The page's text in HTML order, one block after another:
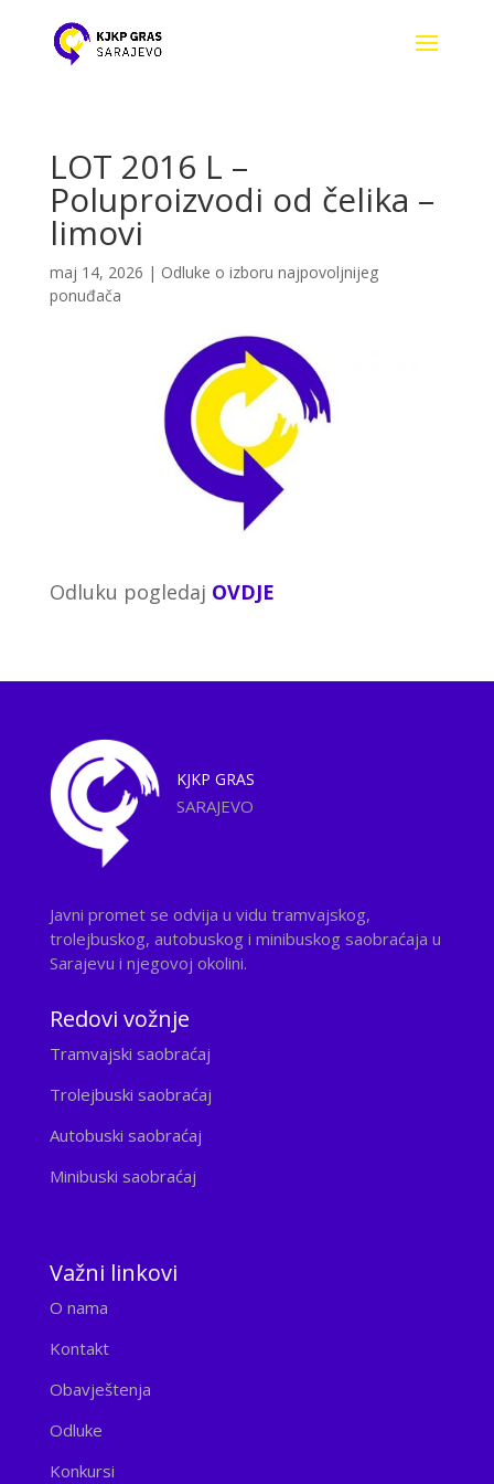
LOT 2016 L –
Poluproizvodi od čelika –
limovi
maj 14, 2026 | Odluke o izboru najpovoljnijeg
ponuđača
Odluku pogledaj OVDJE
KJKP GRAS
SARAJEVO
Javni promet se odvija u vidu tramvajskog,
trolejbuskog, autobuskog i minibuskog saobraćaja u
Sarajevu i njegovoj okolini.
Redovi vožnje
Tramvajski saobraćaj
Trolejbuski saobraćaj
Autobuski saobraćaj
Minibuski saobraćaj
Važni linkovi
O nama
Kontakt
Obavještenja
Odluke
Konkursi